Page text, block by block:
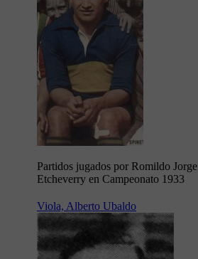
Partidos jugados por Romildo Jorge
Etcheverry en Campeonato 1933
Viola, Alberto Ubaldo